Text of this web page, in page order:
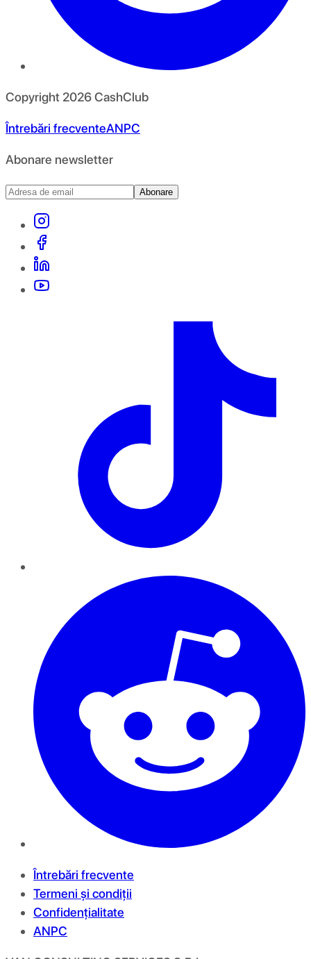
Copyright 2026CashClub
Întrebări frecventeANPC
Abonare newsletter
Abonare
Întrebări frecvente
Termeni și condiții
Confidențialitate
ANPC